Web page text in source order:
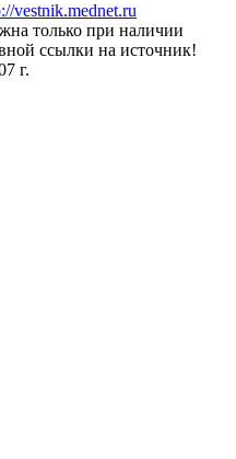
vestnik.mednet.ru
только при наличии
ссылки на источник!
г.